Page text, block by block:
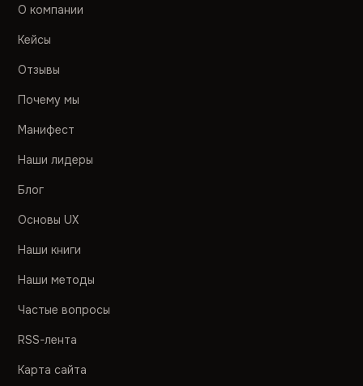
О компании
Кейсы
Отзывы
Почему мы
Манифест
Наши лидеры
Блог
Основы UX
Наши книги
Наши методы
Частые вопросы
RSS-лента
Карта сайта